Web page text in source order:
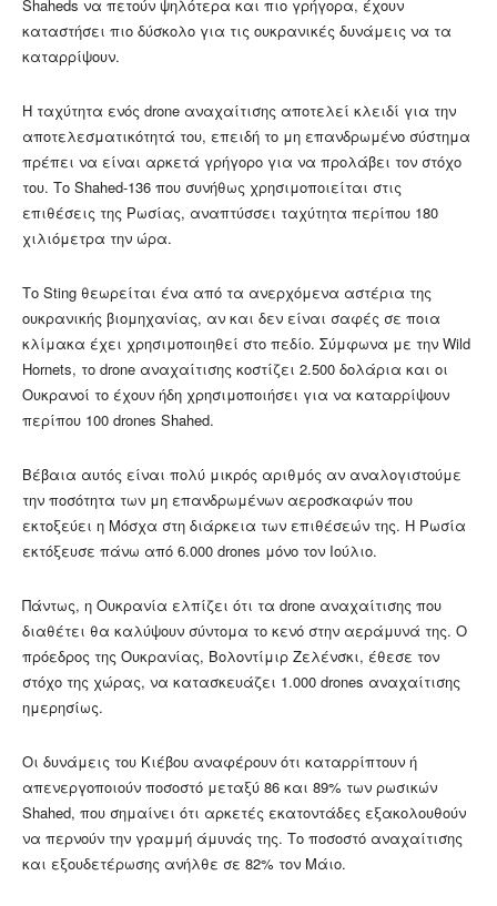
Shaheds να πετούν ψηλότερα και πιο γρήγορα, έχουν
καταστήσει πιο δύσκολο για τις ουκρανικές δυνάμεις να τα
καταρρίψουν.
Η ταχύτητα ενός drone αναχαίτισης αποτελεί κλειδί για την
αποτελεσματικότητά του, επειδή το μη επανδρωμένο σύστημα
πρέπει να είναι αρκετά γρήγορο για να προλάβει τον στόχο
του. Το Shahed-136 που συνήθως χρησιμοποιείται στις
επιθέσεις της Ρωσίας, αναπτύσσει ταχύτητα περίπου 180
χιλιόμετρα την ώρα.
Το Sting θεωρείται ένα από τα ανερχόμενα αστέρια της
ουκρανικής βιομηχανίας, αν και δεν είναι σαφές σε ποια
κλίμακα έχει χρησιμοποιηθεί στο πεδίο. Σύμφωνα με την Wild
Hornets, το drone αναχαίτισης κοστίζει 2.500 δολάρια και οι
Ουκρανοί το έχουν ήδη χρησιμοποιήσει για να καταρρίψουν
περίπου 100 drones Shahed.
Βέβαια αυτός είναι πολύ μικρός αριθμός αν αναλογιστούμε
την ποσότητα των μη επανδρωμένων αεροσκαφών που
εκτοξεύει η Μόσχα στη διάρκεια των επιθέσεών της. Η Ρωσία
εκτόξευσε πάνω από 6.000 drones μόνο τον Ιούλιο.
Πάντως, η Ουκρανία ελπίζει ότι τα drone αναχαίτισης που
διαθέτει θα καλύψουν σύντομα το κενό στην αεράμυνά της. Ο
πρόεδρος της Ουκρανίας, Βολοντίμιρ Ζελένσκι, έθεσε τον
στόχο της χώρας, να κατασκευάζει 1.000 drones αναχαίτισης
ημερησίως.
Οι δυνάμεις του Κιέβου αναφέρουν ότι καταρρίπτουν ή
απενεργοποιούν ποσοστό μεταξύ 86 και 89% των ρωσικών
Shahed, που σημαίνει ότι αρκετές εκατοντάδες εξακολουθούν
να περνούν την γραμμή άμυνάς της. Το ποσοστό αναχαίτισης
και εξουδετέρωσης ανήλθε σε 82% τον Μάιο.